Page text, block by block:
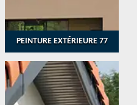
PEINTURE EXTÉRIEURE 77